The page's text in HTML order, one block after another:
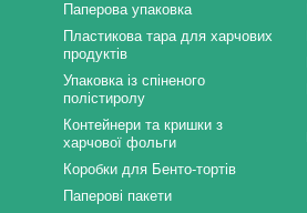
Паперова упаковка
Пластикова тара для харчових
продуктів
Упаковка із спіненого
полістиролу
Контейнери та кришки з
харчової фольги
Коробки для Бенто-тортів
Паперові пакети